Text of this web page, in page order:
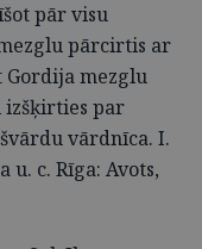
pār visu
pārcirtis ar
Gordija mezglu
izšķirties par
vārdnīca. I.
u. c. Rīga: Avots,